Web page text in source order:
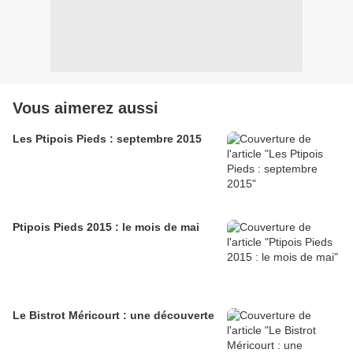
Vous aimerez aussi
Les Ptipois Pieds : septembre 2015
Ptipois Pieds 2015 : le mois de mai
Le Bistrot Méricourt : une découverte